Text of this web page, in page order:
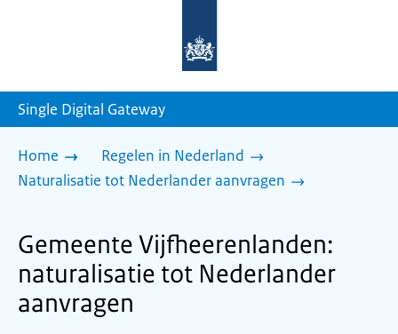
homepage
Single Digital Gateway
Home
Regelen in Nederland
Naturalisatie tot Nederlander aanvragen
Gemeente Vijfheerenlanden:
naturalisatie tot Nederlander
aanvragen